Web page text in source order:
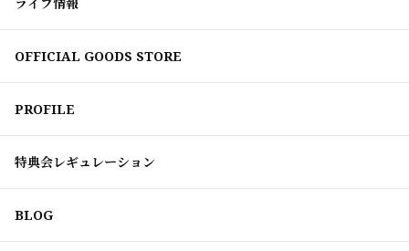
OFFICIAL GOODS STORE
PROFILE
特典会レギュレーション
BLOG